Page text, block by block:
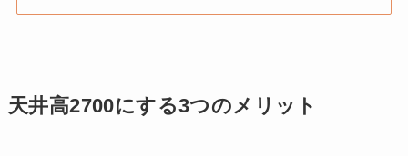
天井高2700にする3つのメリット